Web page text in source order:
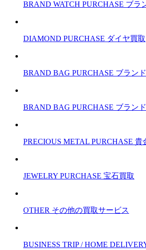
BRAND WATCH PURCHASE ブラ
DIAMOND PURCHASE ダイヤ買取
BRAND BAG PURCHASE ブラン
BRAND BAG PURCHASE ブラン
PRECIOUS METAL PURCHASE 貴
JEWELRY PURCHASE 宝石買取
OTHER その他の買取サービス
BUSINESS TRIP / HOME